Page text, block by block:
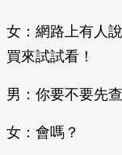
女：網路上有人
買來試試看！
男：你要不要先
女：會嗎？